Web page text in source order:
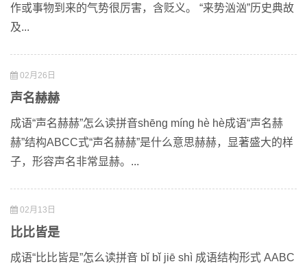
作或事物到来的气势很厉害，含贬义。 “来势汹汹”历史典故
及...
02月26日
声名赫赫
成语“声名赫赫”怎么读拼音shēng míng hè hè成语“声名赫
赫”结构ABCC式“声名赫赫”是什么意思赫赫，显著盛大的样
子，形容声名非常显赫。...
02月13日
比比皆是
成语“比比皆是”怎么读拼音 bǐ bǐ jiē shì 成语结构形式 AABC